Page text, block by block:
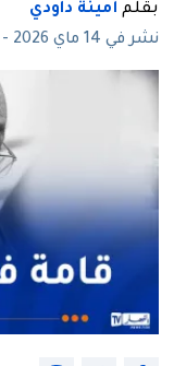
بقلم أمينة داودي
نشر في 14 ماي 2026 - 09:53